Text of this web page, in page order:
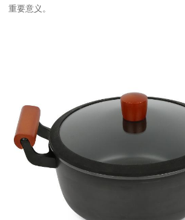
重要意义。